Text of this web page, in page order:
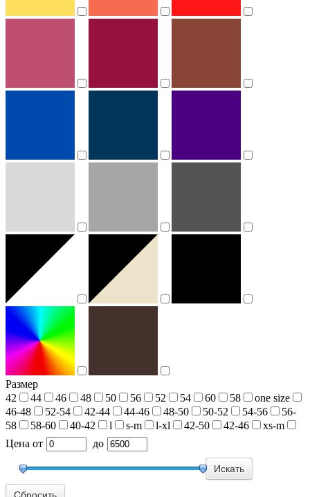
Размер
42
44 46 48 50 56 52 54 60 58
one size
46-48
52-54 42-44 44-46 48-50 50-52 54-56
56-
58
58-60 40-42 l s-m l-xl 42-50 42-46
xs-m
Цена от до
Сбросить